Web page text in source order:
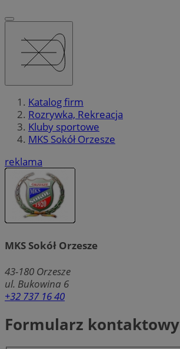
Katalog firm
Rozrywka, Rekreacja
Kluby sportowe
MKS Sokół Orzesze
reklama
MKS Sokół Orzesze
43-180 Orzesze
ul. Bukowina 6
+32 737 16 40
Formularz kontaktowy